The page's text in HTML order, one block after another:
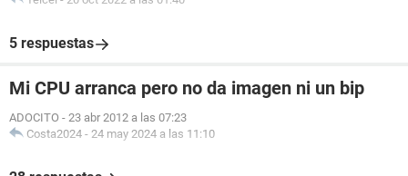
5 respuestas
Mi CPU arranca pero no da imagen ni un bip
ADOCITO - 23 abr 2012 a las 07:23
Costa2024 - 24 may 2024 a las 11:10